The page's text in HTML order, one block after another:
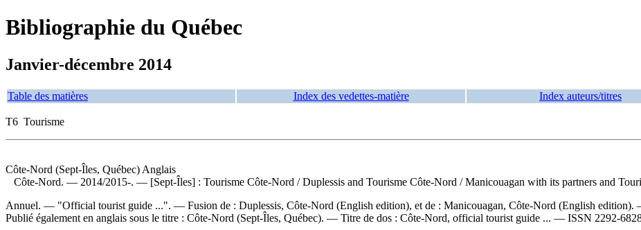
Bibliographie du Québec
Janvier-décembre 2014
Table des matières Index des vedettes-matière Index auteurs/titres
T6 Tourisme
Côte-Nord (Sept-Îles, Québec) Anglais
Côte-Nord. — 2014/2015-. — [Sept-Îles] : Tourisme Côte-Nord / Duplessis and Tourisme Côte-Nord / Manicouagan with its partners and
Annuel. — "Official tourist guide ...". — Fusion de : Duplessis, Côte-Nord (English edition), et de : Manicouagan, Côte-Nord (English
Publié également en anglais sous le titre : Côte-Nord (Sept-Îles, Québec). — Titre de dos : Côte-Nord, official tourist guide ... — ISSN 2292-